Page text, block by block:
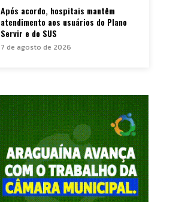
Após acordo, hospitais mantêm
atendimento aos usuários do Plano
Servir e do SUS
7 de agosto de 2026